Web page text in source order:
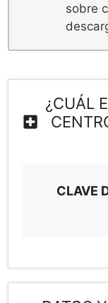
sobre
¿CUÁL
CLAVE